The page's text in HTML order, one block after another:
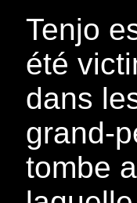
Tenjo
été
dans
grand-
tombe